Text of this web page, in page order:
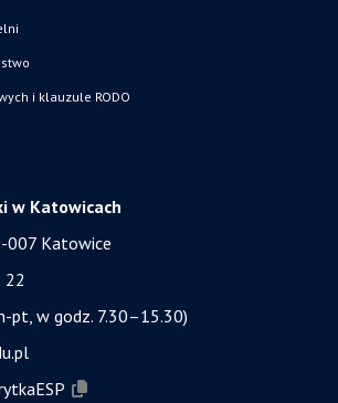
i klauzule RODO
w Katowicach
007 Katowice
22
pt, w godz. 7.30–15.30)